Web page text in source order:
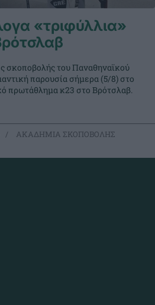
«τριφύλλια»
σκοποβολής του Παναθηναϊκού
παρουσία σήμερα (5/8) στο
πρωτάθλημα κ23 στο Βρότσλαβ.
ΑΚΑΔΗΜΙΑ ΣΚΟΠΟΒΟΛΗΣ